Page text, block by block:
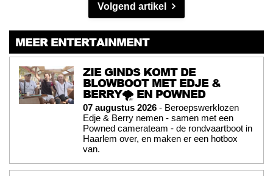
Volgend artikel
MEER ENTERTAINMENT
ZIE GINDS KOMT DE
BLOWBOOT MET EDJE &
BERRY🌪️ EN POWNED
07 augustus 2026 - Beroepswerklozen
Edje & Berry nemen - samen met een
Powned camerateam - de rondvaartboot in
Haarlem over, en maken er een hotbox
van.